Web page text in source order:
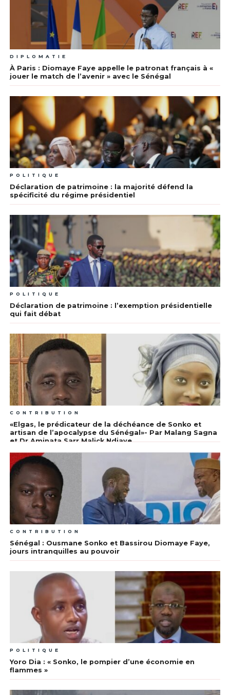
DIPLOMATIE
À Paris : Diomaye Faye appelle le patronat français à «
jouer le match de l’avenir » avec le Sénégal
POLITIQUE
Déclaration de patrimoine : la majorité défend la
spécificité du régime présidentiel
POLITIQUE
Déclaration de patrimoine : l’exemption présidentielle
qui fait débat
CONTRIBUTION
«Elgas, le prédicateur de la déchéance de Sonko et
artisan de l’apocalypse du Sénégal»- Par Malang Sagna
et Dr Aminata Sarr Malick Ndiaye
CONTRIBUTION
Sénégal : Ousmane Sonko et Bassirou Diomaye Faye,
jours intranquilles au pouvoir
POLITIQUE
Yoro Dia : « Sonko, le pompier d’une économie en
flammes »